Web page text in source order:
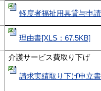
軽度者福祉用具貸与申
理由書[XLS：67.5KB]
介護サービス費取り下げ
請求実績取り下げ申立